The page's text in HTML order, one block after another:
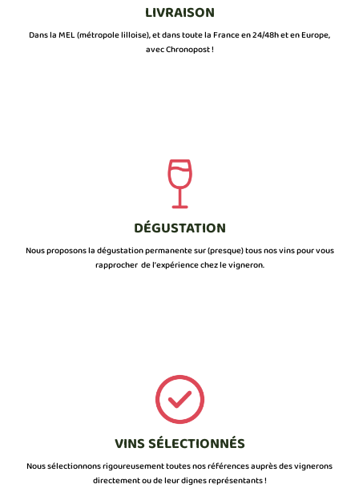
LIVRAISON
Dans la MEL (métropole lilloise), et dans toute la France en 24/48h et en Europe,
avec Chronopost !
DÉGUSTATION
Nous proposons la dégustation permanente sur (presque) tous nos vins pour vous
rapprocher de l’expérience chez le vigneron.
VINS SÉLECTIONNÉS
Nous sélectionnons rigoureusement toutes nos références auprès des vignerons
directement ou de leur dignes représentants !